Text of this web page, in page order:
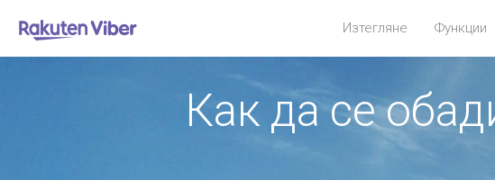
Изтегляне Функции
Как да се